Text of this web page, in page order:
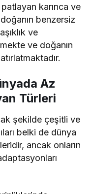
karınca ve
benzersiz
ve
ve doğanın
Az
Türleri
şekilde çeşitli ve
belki de dünya
ancak onların